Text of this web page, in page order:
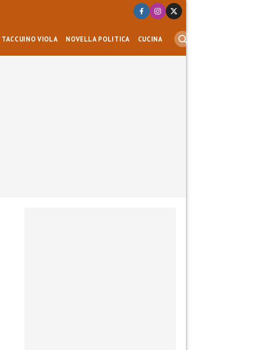
VIOLA NOVELLA POLITICA CUCINA